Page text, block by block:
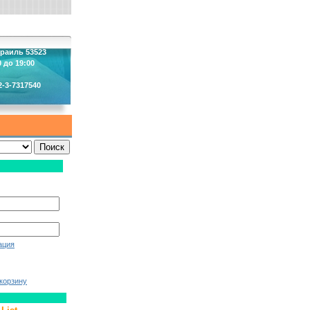
53523
до 19:00
3-7317540